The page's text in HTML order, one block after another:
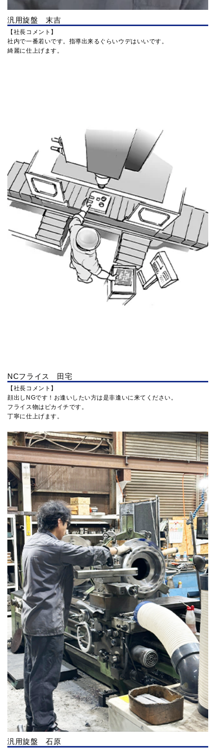
汎用旋盤 末吉
【社長コメント】
社内で一番若いです。指導出来るぐらいウデはいいです。
綺麗に仕上げます。
NCフライス 田宅
【社長コメント】
顔出しNGです！お逢いしたい方は是非逢いに来てください。
フライス物はピカイチです。
丁寧に仕上げます。
汎用旋盤 石原